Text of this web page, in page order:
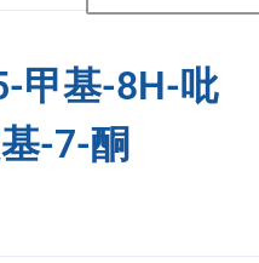
甲基-8H-吡
-7-酮